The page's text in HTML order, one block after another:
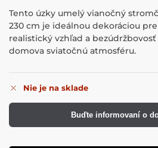
Tento úzky umelý vianočný
230 cm je ideálnou dekoráciou
realistický vzhľad a
domova sviatočnú atmosféru.
Nie je na sklade
Buďte informovaní o